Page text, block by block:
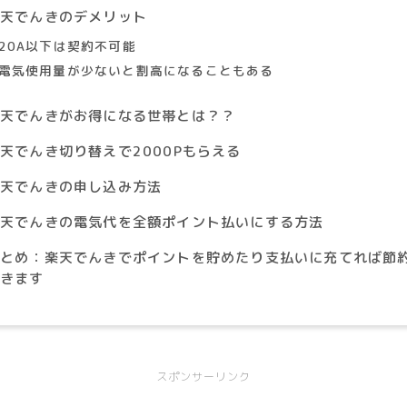
でんきのデメリット
以下は契約不可能
気使用量が少ないと割高になることもある
でんきがお得になる世帯とは？？
でんき切り替えで2000Pもらえる
でんきの申し込み方法
でんきの電気代を全額ポイント払いにする方法
め：楽天でんきでポイントを貯めたり支払いに充てれば節
ます
スポンサーリンク